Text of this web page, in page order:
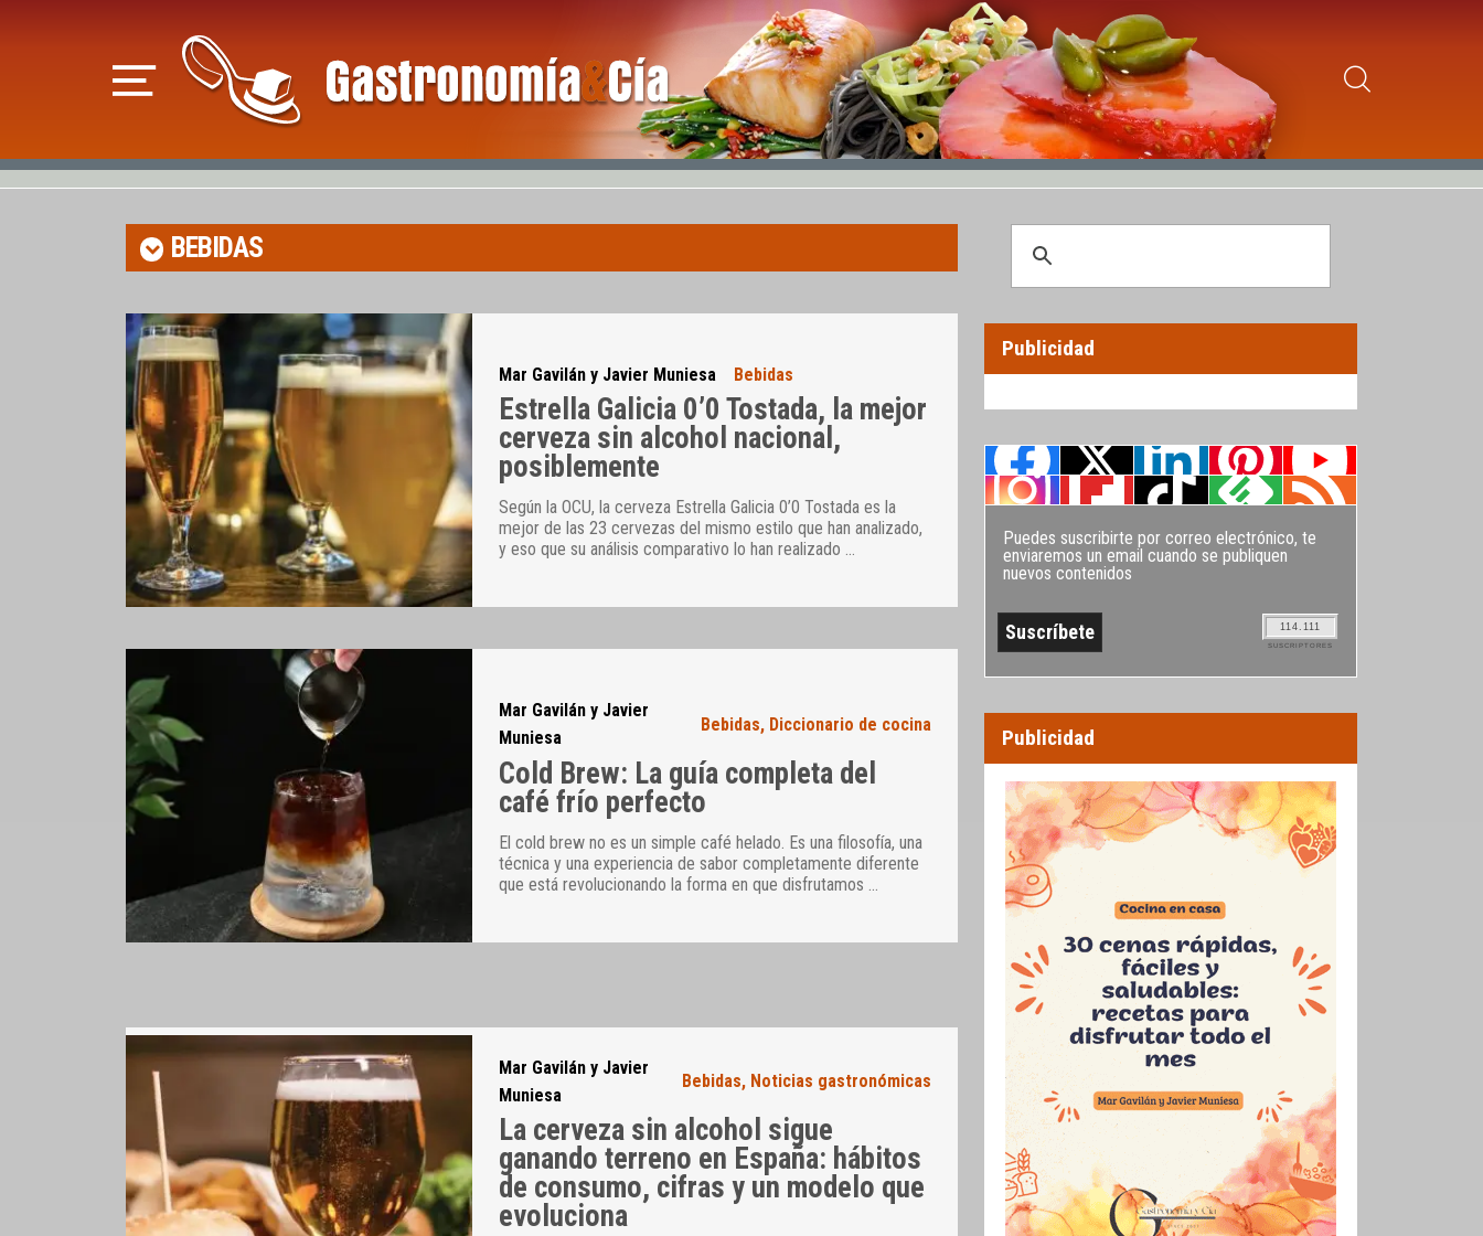
BEBIDAS
Mar Gavilán y Javier Muniesa Bebidas
Estrella Galicia 0’0 Tostada, la mejor
cerveza sin alcohol nacional,
posiblemente
Según la OCU, la cerveza Estrella Galicia 0’0 Tostada es la
mejor de las 23 cervezas del mismo estilo que han analizado,
y eso que su análisis comparativo lo han realizado …
Mar Gavilán y Javier
Muniesa
Bebidas, Diccionario de cocina
Cold Brew: La guía completa del
café frío perfecto
El cold brew no es un simple café helado. Es una filosofía, una
técnica y una experiencia de sabor completamente diferente
que está revolucionando la forma en que disfrutamos …
Mar Gavilán y Javier
Muniesa
Bebidas, Noticias gastronómicas
La cerveza sin alcohol sigue
ganando terreno en España: hábitos
de consumo, cifras y un modelo que
evoluciona
Publicidad
Puedes suscribirte por correo electrónico, te
enviaremos un email cuando se publiquen
nuevos contenidos
114.111
SUSCRIPTORES
Publicidad